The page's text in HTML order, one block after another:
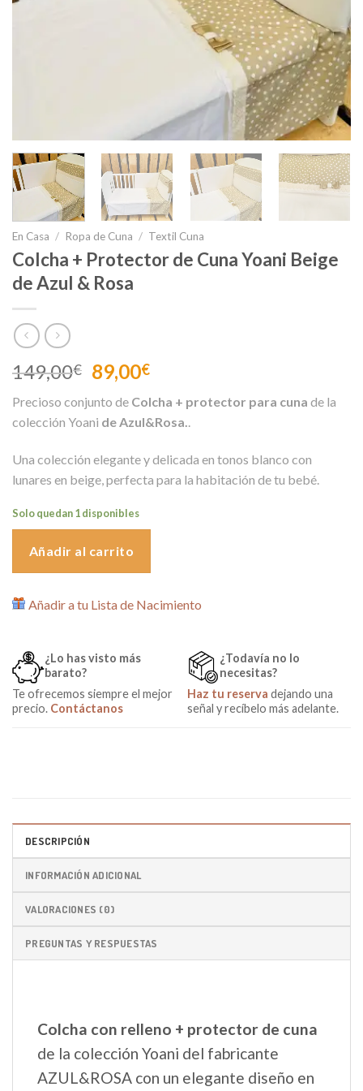
En Casa / Ropa de Cuna / Textil Cuna
Colcha + Protector de Cuna Yoani Beige
de Azul & Rosa
149,00€ El
precio
original
era:
89,00€El
actual
es:
Precioso conjunto de Colcha + protector para cuna de la
colección Yoani de Azul&Rosa..
Una colección elegante y delicada en tonos blanco con
lunares en beige, perfecta para la habitación de tu bebé.
Solo quedan 1 disponibles
Añadir al carrito
Añadir a tu Lista de Nacimiento
¿Lo has visto más
barato?
Te ofrecemos siempre el mejor
precio. Contáctanos
¿Todavía no lo
necesitas?
Haz tu reserva dejando una
señal y recíbelo más adelante.
DESCRIPCIÓN
INFORMACIÓN ADICIONAL
VALORACIONES (0)
PREGUNTAS Y RESPUESTAS
Colcha con relleno + protector de cuna
de la colección Yoani del fabricante
AZUL&ROSA con un elegante diseño en